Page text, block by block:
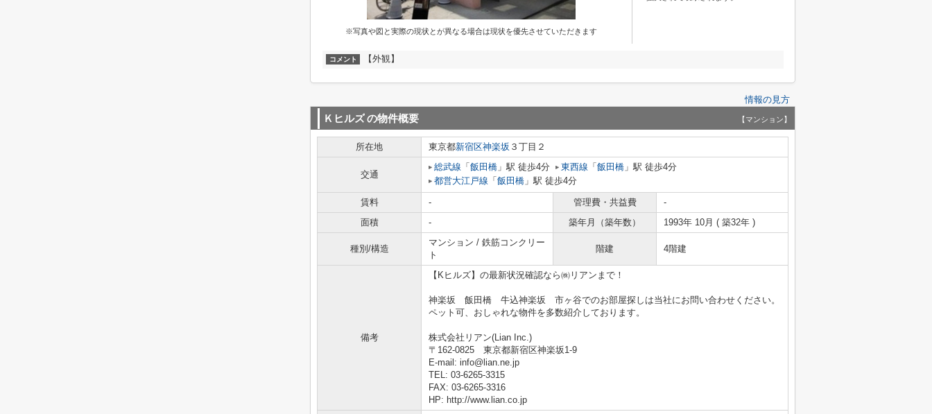
※写真や図と実際の現状とが異なる場合は現状を優先させていただきます
コメント 【外観】
情報の見方
Ｋヒルズの物件概要 【マンション】
所在地 東京都新宿区神楽坂 ３丁目２
交通
総武線 「 飯田橋 」駅 徒歩4分 東西線 「 飯田橋 」駅 徒歩4分
都営大江戸線 「 飯田橋 」駅 徒歩4分
賃料 - 管理費・共益費
-
面積
- 築年月（築年数） 1993年 10月 ( 築32年 )
種別/構造
マンション / 鉄筋コンクリー
ト
階建 4階建
備考
【Kヒルズ】の最新状況確認なら㈱リアンまで！
神楽坂 飯田橋 牛込神楽坂 市ヶ谷でのお部屋探しは当社にお問い合わせください。
ペット可、おしゃれな物件を多数紹介しております。
株式会社リアン(Lian Inc.)
〒162-0825 東京都新宿区神楽坂1-9
E-mail: info@lian.ne.jp
TEL: 03-6265-3315
FAX: 03-6265-3316
HP: http://www.lian.co.jp